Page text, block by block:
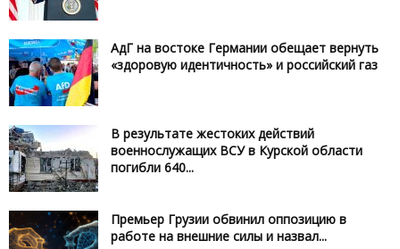
АдГ на востоке Германии обещает вернуть
«здоровую идентичность» и российский газ
В результате жестоких действий
военнослужащих ВСУ в Курской области
погибли 640...
Премьер Грузии обвинил оппозицию в
работе на внешние силы и назвал...